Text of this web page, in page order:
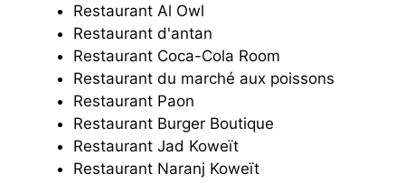
Restaurant Al Owl
Restaurant d'antan
Restaurant Coca-Cola Room
Restaurant du marché aux poissons
Restaurant Paon
Restaurant Burger Boutique
Restaurant Jad Koweït
Restaurant Naranj Koweït